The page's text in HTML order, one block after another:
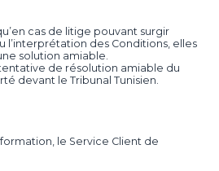
cas de litige pouvant surgir
l’interprétation des Conditions, elles
solution amiable.
de résolution amiable du
devant le Tribunal Tunisien.
le Service Client de